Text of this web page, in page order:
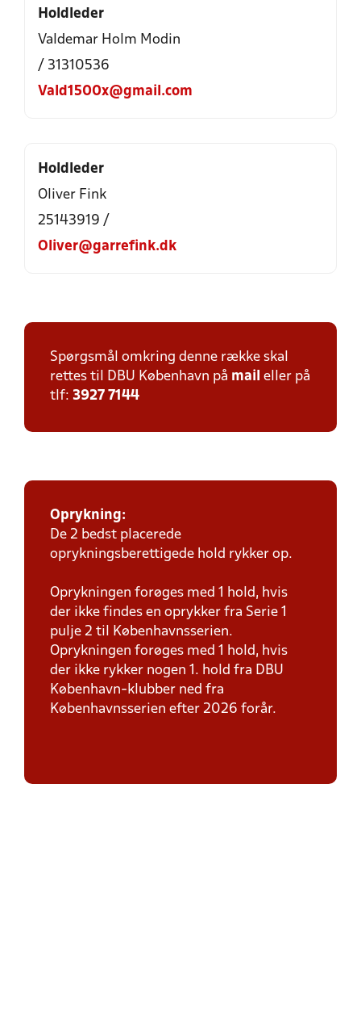
Holdleder
Valdemar Holm Modin
/ 31310536
Vald1500x@gmail.com
Holdleder
Oliver Fink
25143919 /
Oliver@garrefink.dk
Spørgsmål omkring denne række skal
rettes til DBU København på mail eller på
tlf: 3927 7144
Oprykning:
De 2 bedst placerede
oprykningsberettigede hold rykker op.
Oprykningen forøges med 1 hold, hvis
der ikke findes en oprykker fra Serie 1
pulje 2 til Københavnsserien.
Oprykningen forøges med 1 hold, hvis
der ikke rykker nogen 1. hold fra DBU
København-klubber ned fra
Københavnsserien efter 2026 forår.